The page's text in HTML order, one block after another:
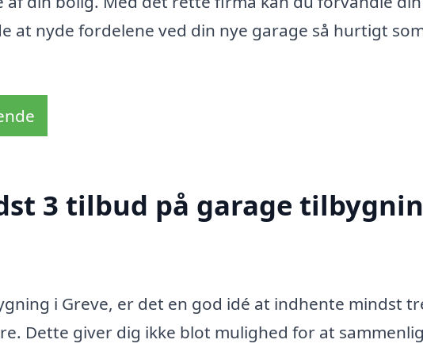
at nyde fordelene ved din nye garage så hurtigt
3 tilbud på garage
i Greve, er det en god idé at indhente mindst
Dette giver dig ikke blot mulighed for at